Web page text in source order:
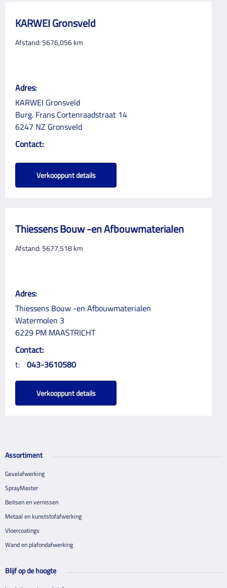
KARWEI Gronsveld
Afstand: 5676,056km
Adres:
KARWEI Gronsveld
Burg. Frans Cortenraadstraat 14
6247 NZ Gronsveld
Contact:
Verkooppunt details
Thiessens Bouw -en Afbouwmaterialen
Afstand: 5677,518km
Adres:
Thiessens Bouw -en Afbouwmaterialen
Watermolen 3
6229 PM MAASTRICHT
Contact:
t: 043-3610580
Verkooppunt details
Assortiment
Gevelafwerking
SprayMaster
Beitsen en vernissen
Metaal en kunststofafwerking
Vloercoatings
Wand en plafondafwerking
Blijf op de hoogte